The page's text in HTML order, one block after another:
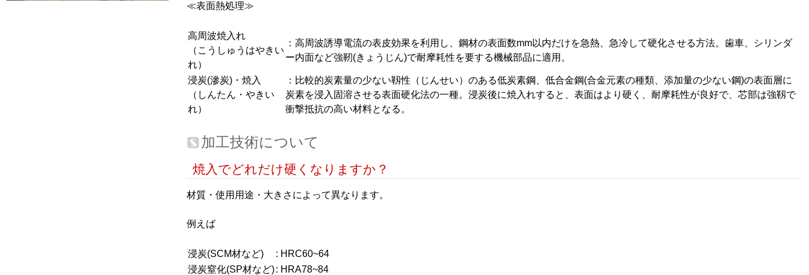
≪表面熱処理≫
高周波焼入れ
（こうしゅうはやきい
れ）
：高周波誘導電流の表皮効果を利用し、鋼材の表面数mm以内だけを急熱、急冷して硬化させる方法。歯車、シリンダ
ー内面など強靭(きょうじん)で耐摩耗性を要する機械部品に適用。
浸炭(滲炭)・焼入
（しんたん・やきい
れ）
：比較的炭素量の少ない靱性（じんせい）のある低炭素鋼、低合金鋼(合金元素の種類、添加量の少ない鋼)の表面層に
炭素を浸入固溶させる表面硬化法の一種。浸炭後に焼入れすると、表面はより硬く、耐摩耗性が良好で、芯部は強靱で
衝撃抵抗の高い材料となる。
加工技術について
焼入でどれだけ硬くなりますか？
材質・使用用途・大きさによって異なります。
例えば
浸炭(SCM材など)
: HRC60~64
浸炭窒化(SP材など): HRA78~84